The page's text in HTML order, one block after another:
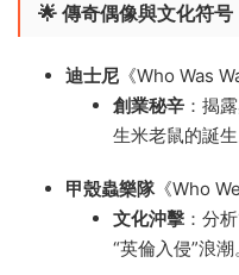
🌟 傳奇偶像與文化符号
迪士尼 《Who Was
創業秘辛 ：揭
生米老鼠的誕生
甲殼蟲樂隊《Who
文化沖擊 ：分
“英倫入侵”浪潮